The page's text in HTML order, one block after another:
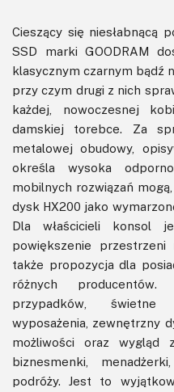
Cieszący się niesłabnącą
SSD marki GOODRAM
klasycznym czarnym bądź
przy czym drugi z nich
każdej, nowoczesnej
damskiej torebce. Za
metalowej obudowy,
określa wysoka
mobilnych rozwiązań
dysk HX200 jako
Dla właścicieli
powiększenie
także propozycja dla
różnych
przypadków, świetne
wyposażenia, zewnętrzny
możliwości oraz wygląd
biznesmenki,
podróży. Jest to